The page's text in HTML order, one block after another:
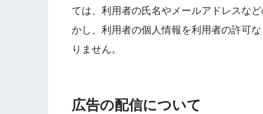
ては、利用者の氏名やメールアドレスな
かし、利用者の個人情報を利用者の許可
りません。
広告の配信について